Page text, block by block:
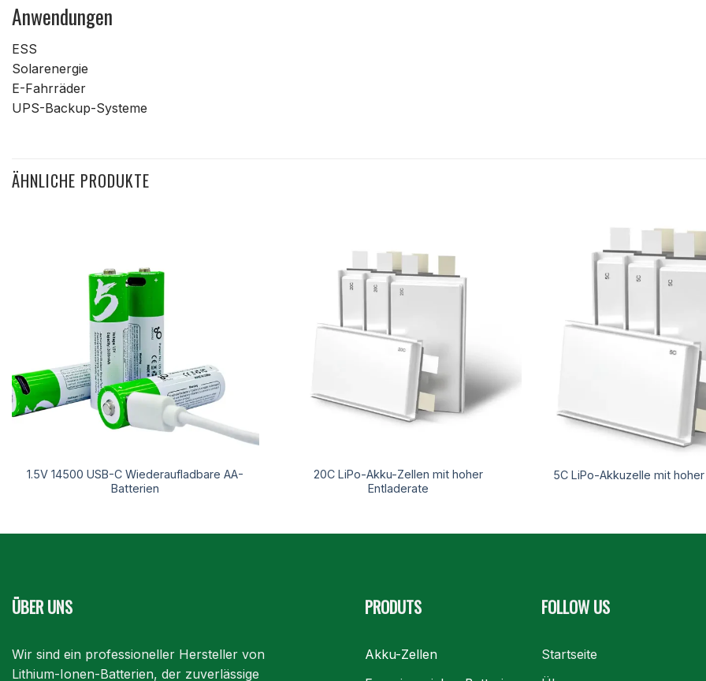
Anwendungen
ESS
Solarenergie
E-Fahrräder
UPS-Backup-Systeme
ÄHNLICHE PRODUKTE
1.5V 14500 USB-C Wiederaufladbare AA-
Batterien
20C LiPo-Akku-Zellen mit hoher
Entladerate
5C LiPo-Akkuzelle mit
ÜBER UNS
Wir sind ein professioneller Hersteller von
Lithium-Ionen-Batterien, der zuverlässige
PRODUTS
Akku-Zellen
FOLLOW US
Startseite